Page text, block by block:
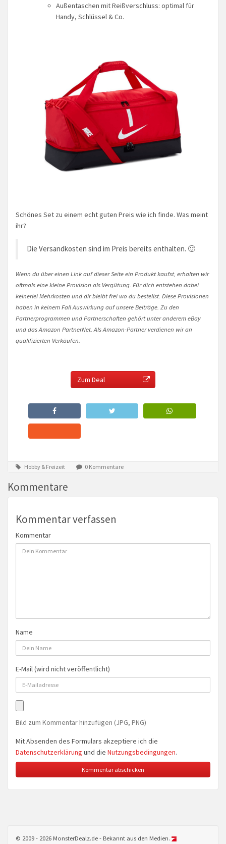
Außentaschen mit Reißverschluss: optimal für
Handy, Schlüssel & Co.
Schönes Set zu einem echt guten Preis wie ich finde. Was meint
ihr?
Die Versandkosten sind im Preis bereits enthalten. 🙂
Wenn du über einen Link auf dieser Seite ein Produkt kaufst, erhalten wir
oftmals eine kleine Provision als Vergütung. Für dich entstehen dabei
keinerlei Mehrkosten und dir bleibt frei wo du bestellst. Diese Provisionen
haben in keinem Fall Auswirkung auf unsere Beiträge. Zu den
Partnerprogrammen und Partnerschaften gehört unter anderem eBay
und das Amazon PartnerNet. Als Amazon-Partner verdienen wir an
qualifizierten Verkäufen.
Zum Deal
Hobby & Freizeit 0 Kommentare
Kommentare
Kommentar verfassen
Kommentar
Name
E-Mail (wird nicht veröffentlicht)
Bild zum Kommentar hinzufügen (JPG, PNG)
Mit Absenden des Formulars akzeptiere ich die
Datenschutzerklärung und die Nutzungsbedingungen.
© 2009 - 2026 MonsterDealz.de - Bekannt aus den Medien.